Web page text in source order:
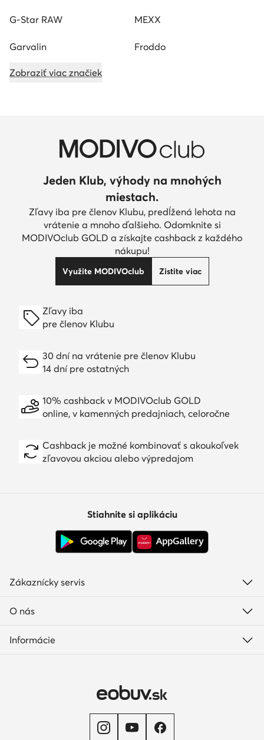
G-Star RAW MEXX
Garvalin Froddo
Zobraziť viac značiek
Jeden Klub, výhody na mnohých
miestach.
Zľavy iba pre členov Klubu, predĺžená lehota na
vrátenie a mnoho ďalšieho. Odomknite si
MODIVOclub GOLD a získajte cashback z každého
nákupu!
Využite MODIVOclub Zistite viac
Zľavy iba
pre členov Klubu
30 dní na vrátenie pre členov Klubu
14 dní pre ostatných
10% cashback v MODIVOclub GOLD
online, v kamenných predajniach, celoročne
Cashback je možné kombinovať s akoukoľvek
zľavovou akciou alebo výpredajom
Stiahnite si aplikáciu
Zákaznícky servis
O nás
Informácie